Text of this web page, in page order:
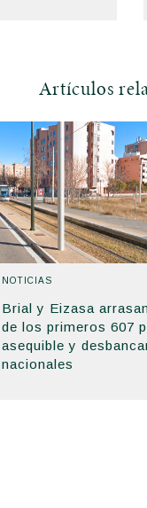
Artículos
NOTICIAS
Brial y Eizasa
de los primeros 607
asequible y
nacionales